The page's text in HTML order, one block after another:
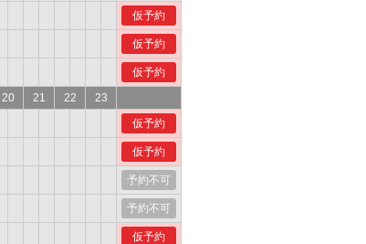
仮予約
仮予約
仮予約
20 21 22
23
仮予約
仮予約
予約不可
予約不可
仮予約